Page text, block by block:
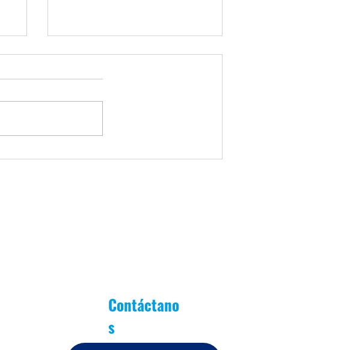
Centro de Estudiantes Patricianos
Contáctano
s